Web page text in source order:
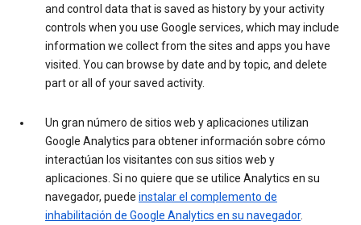
and control data that is saved as history by your activity
controls when you use Google services, which may include
information we collect from the sites and apps you have
visited. You can browse by date and by topic, and delete
part or all of your saved activity.
Un gran número de sitios web y aplicaciones utilizan
Google Analytics para obtener información sobre cómo
interactúan los visitantes con sus sitios web y
aplicaciones. Si no quiere que se utilice Analytics en su
navegador, puede instalar el complemento de
inhabilitación de Google Analytics en su navegador.